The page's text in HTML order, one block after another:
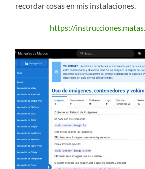
recordar cosas en mis instalaciones.
https://